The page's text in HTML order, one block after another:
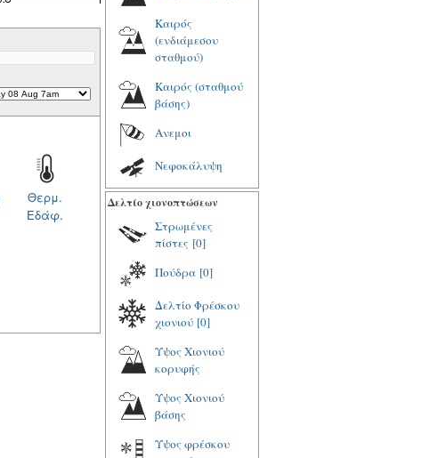
Θερμ.
Εδάφ.
Καιρός
(ενδιάμεσου
σταθμού)
Καιρός (σταθμού
βάσης)
Ανεμοι
Νεφοκάλυψη
Δελτίο χιονοπτώσεων
Στρωμένες
πίστες [0]
Πούδρα [0]
Δελτίο Φρέσκου
χιονιού [0]
Υψος Χιονιού
κορυφής
Υψος Χιονιού
βάσης
Υψος φρέσκου